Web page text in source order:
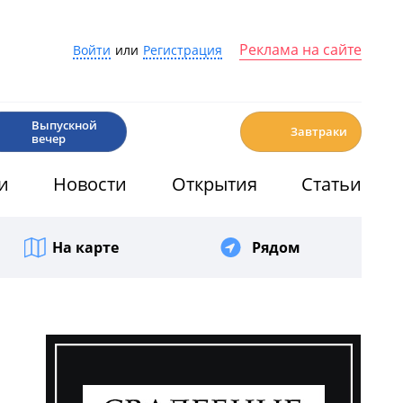
Войти или Регистрация Реклама на сайте
Выпускной
вечер
Завтраки
Новости Открытия Статьи
На карте Рядом